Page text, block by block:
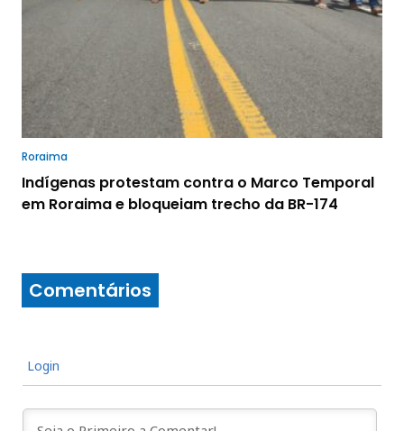
Roraima
Indígenas protestam contra o Marco Temporal
em Roraima e bloqueiam trecho da BR-174
Comentários
Login